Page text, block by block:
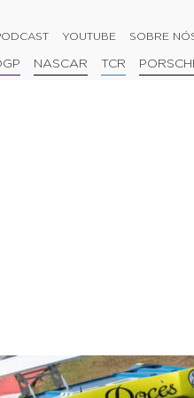
YOUTUBE SOBRE
NASCAR TCR